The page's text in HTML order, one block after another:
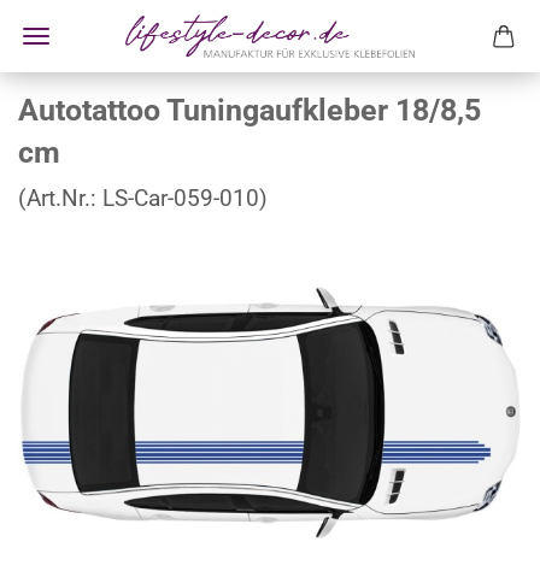
Autotattoo Tuningaufkleber 18/8,5
cm
(Art.Nr.: LS-Car-059-010)